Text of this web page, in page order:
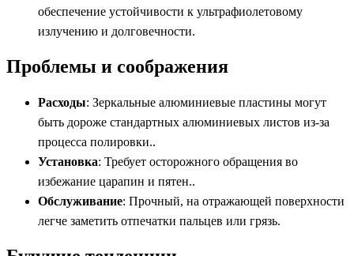
обеспечение устойчивости к ультрафиолетовому
излучению и долговечности.
Проблемы и соображения
Расходы: Зеркальные алюминиевые пластины могут
быть дороже стандартных алюминиевых листов из-за
процесса полировки..
Установка: Требует осторожного обращения во
избежание царапин и пятен..
Обслуживание: Прочный, на отражающей поверхности
легче заметить отпечатки пальцев или грязь.